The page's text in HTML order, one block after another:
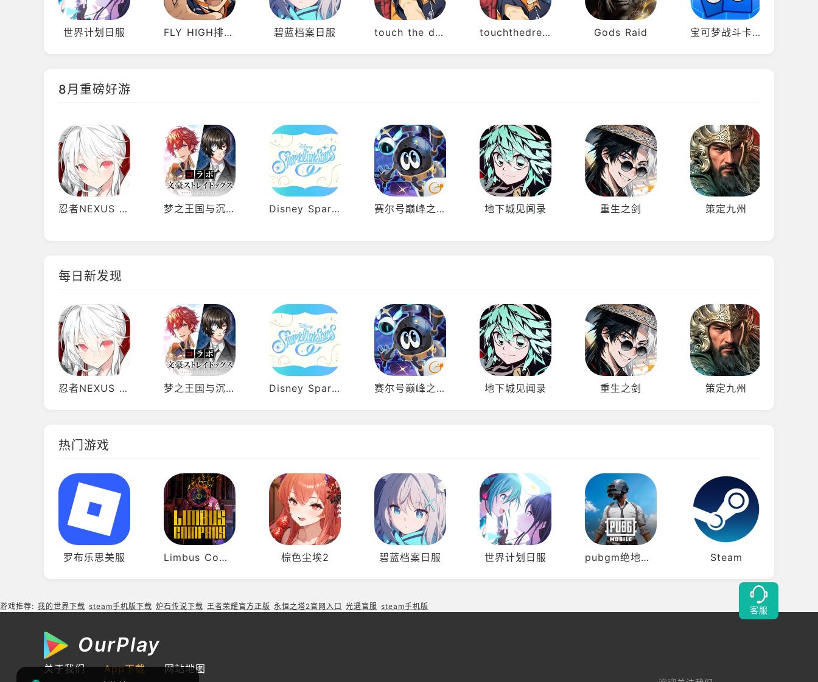
客服
世界计划日服 FLY HIGH排球少年日服 碧蓝档案日服 touch the dream排球少年韩服 touchthedream排球少年日服 Gods Raid 宝可梦战斗卡Live
8月重磅好游
忍者NEXUS 闪乱神乐 梦之王国与沉睡的100王子 Disney Sparklink Stars 赛尔号巅峰之战 地下城见闻录 重生之剑 策定九州
每日新发现
忍者NEXUS 闪乱神乐 梦之王国与沉睡的100王子 Disney Sparklink Stars 赛尔号巅峰之战 地下城见闻录 重生之剑 策定九州
热门游戏
罗布乐思美服 Limbus Company边狱巴士 棕色尘埃2 碧蓝档案日服 世界计划日服 pubgm绝地求生 Steam
游戏推荐: 我的世界下载 steam手机版下载 炉石传说下载 王者荣耀官方正版 永恒之塔2官网入口 光遇官服 steam手机版
OurPlay
关于我们 App下载 网站地图